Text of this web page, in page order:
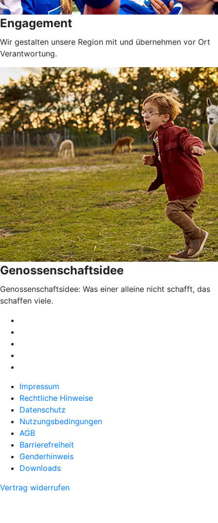
Engagement
Wir gestalten unsere Region mit und übernehmen vor Ort
Verantwortung.
Genossenschaftsidee
Genossenschaftsidee: Was einer alleine nicht schafft, das
schaffen viele.
Impressum
Rechtliche Hinweise
Datenschutz
Nutzungsbedingungen
AGB
Barrierefreiheit
Genderhinweis
Downloads
Vertrag widerrufen